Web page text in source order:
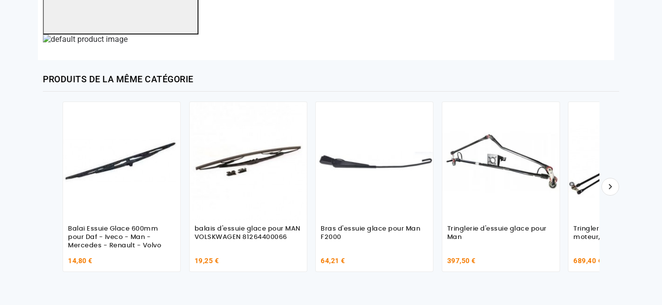
PRODUITS DE LA MÊME CATÉGORIE
Balai Essuie Glace 600mm
pour Daf - Iveco - Man -
Mercedes - Renault - Volvo
14,80 €
balais d'essuie glace pour MAN
VOLSKWAGEN 81264400066
19,25 €
Bras d'essuie glace pour Man
F2000
64,21 €
Tringlerie d'essuie glace pour
Man
397,50 €
Tringlerie d'essuie glace,
moteur, pour Man
689,40 €
